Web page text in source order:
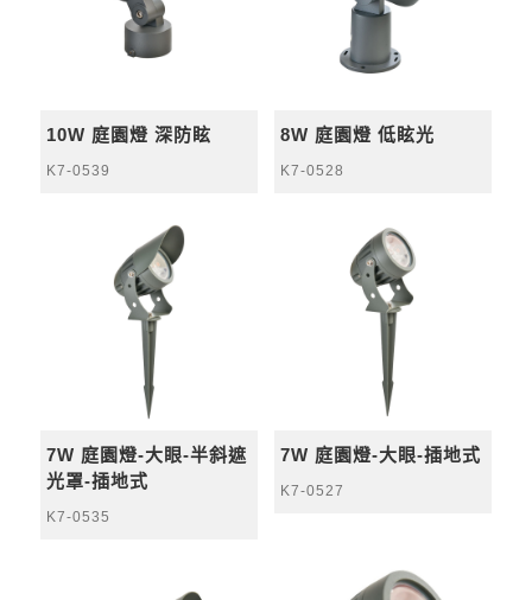
10W 庭園燈 深防眩
K7-0539
8W 庭園燈 低眩光
K7-0528
7W 庭園燈-大眼-半斜遮
光罩-插地式
K7-0535
7W 庭園燈-大眼-插地式
K7-0527